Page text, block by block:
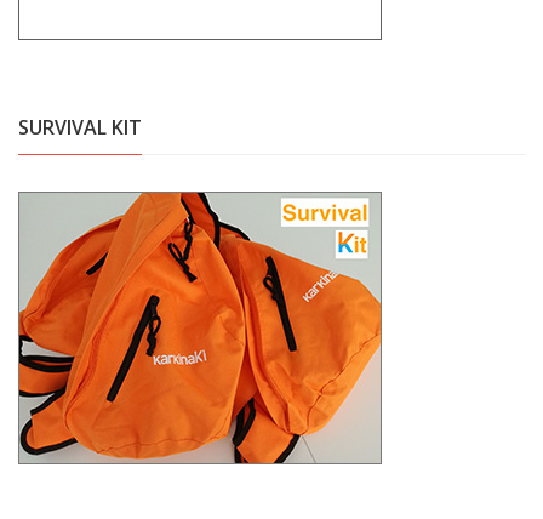
SURVIVAL KIT